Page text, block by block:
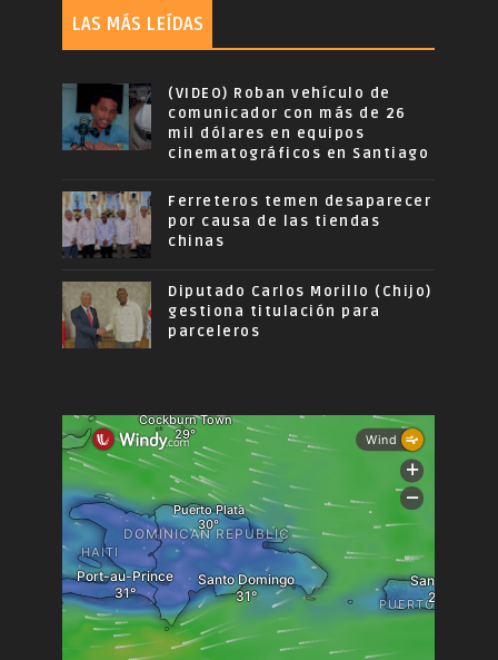
LAS MÁS LEÍDAS
(VIDEO) Roban vehículo de
comunicador con más de 26
mil dólares en equipos
cinematográficos en Santiago
Ferreteros temen desaparecer
por causa de las tiendas
chinas
Diputado Carlos Morillo (Chijo)
gestiona titulación para
parceleros